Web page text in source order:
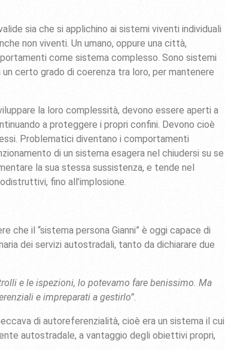
sia che si applichino ai sistemi viventi individuali
non viventi. Un umano, oppure una città,
come sistema complesso. Sono sistemi
certo grado di coerenza tra loro, per mantenere
la loro complessità, devono essere aperti a
a proteggere i propri confini. Devono cioè
Problematici diventano i comportamenti
di un sistema esagera nel chiudersi su se
la sua stessa sussistenza, e tende nel
fino all’implosione.
che il “sistema persona Gianni” è oggi capace di
dei servizi autostradali, tanto da dichiarare due
e le ispezioni, lo potevamo fare benissimo. Ma
e impreparati a gestirlo”.
di autoreferenzialità, cioè era un sistema il cui
autostradale, a vantaggio degli obiettivi propri,